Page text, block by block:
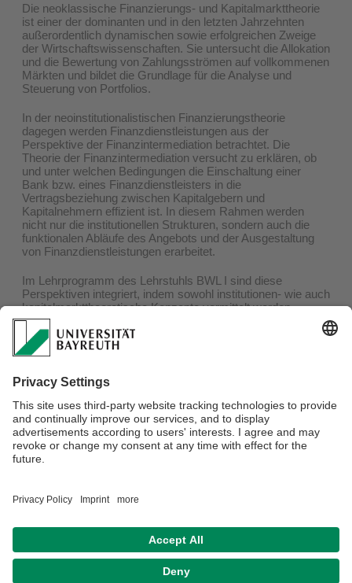
Die neoklassische Finanzierungs- und Kapitalmarkttheorie
ist einer der dominanten und in den letzten Jahrzehnten
außerordentlich dynamischen sowie erfolgreichen Zweige
der Wirtschaftswissenschaften. Sie untersucht die Allokation
und die Bewertung von Zahlungsströmen auf vollkommenen
Märkten und bildet die Grundlage für die Analyse und
Steuerung von Portfolios.
In der neoinstitutionalistischen Finanzierungstheorie
dagegen werden Finanzdienstleistungen aus der
Perspektive der Finanzintermediation betrachtet. Die
Theorie der Finanzintermediation versucht zu erklären, ob
und unter welchen Bedingungen die Einschaltung einer
Bank bzw. eines Finanzdienstleisters in die
Vertragsbeziehung zwischen Kapitalgebern und
Kapitalnehmern effizient ist. In diesem Rahmen werden
nicht nur die institutionellen Strukturen, sondern auch die
funktionalen Abläufe des Angebots und der Ausgestaltung
von Finanzdienstleistungen erarbeitet.
Im Lehrprogramm des Lehrstuhls BWL I sind diese
Perspektiven integriert, indem sowohl institutionen- wie auch
kapitalmarkttheoretische Konzepte vermittelt werden.
Managementorientierte Ansätze rücken dagegen eher in den
Hintergrund. Leitidee ist hierbei, den Studierenden des
Faches neben methodischen und fachlichen Kompetenzen
auch analytisch-abstrakte Argumentationslinien zu
vermitteln, die es im dynamischen Umfeld der
Finanzmärkte ermöglichen, neue, konkrete Entwicklungen
auch im späteren Berufsleben einordnen, bewerten und
gestalten zu können.
Impressum